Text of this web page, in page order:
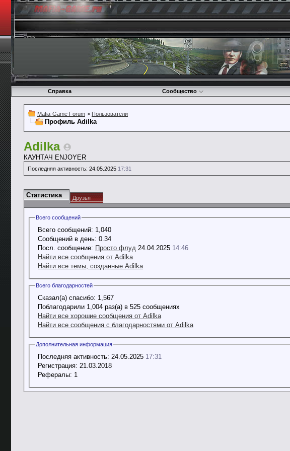
Справка Сообщество
Mafia-Game Forum > Пользователи
Профиль Adilka
Adilka
КАУНТАЧ ENJOYER
Последняя активность: 24.05.2025 17:31
Статистика Друзья
Всего сообщений
Всего сообщений: 1,040
Сообщений в день: 0.34
Посл. сообщение: Просто флуд 24.04.2025 14:46
Найти все сообщения от Adilka
Найти все темы, созданные Adilka
Всего благодарностей
Сказал(а) спасибо: 1,567
Поблагодарили 1,004 раз(а) в 525 сообщениях
Найти все хорошие сообщения от Adilka
Найти все сообщения с благодарностями от Adilka
Дополнительная информация
Последняя активность: 24.05.2025 17:31
Регистрация: 21.03.2018
Рефералы: 1